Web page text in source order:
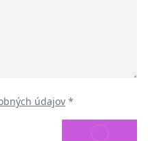
údajov *